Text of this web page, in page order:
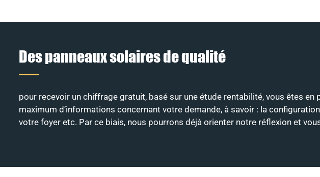
Des panneaux solaires de qualité
pour recevoir un chiffrage gratuit, basé sur une étude rentabilité, vous êtes
maximum d’informations concernant votre demande, à savoir : la
votre foyer etc. Par ce biais, nous pourrons déjà orienter notre réflexion et